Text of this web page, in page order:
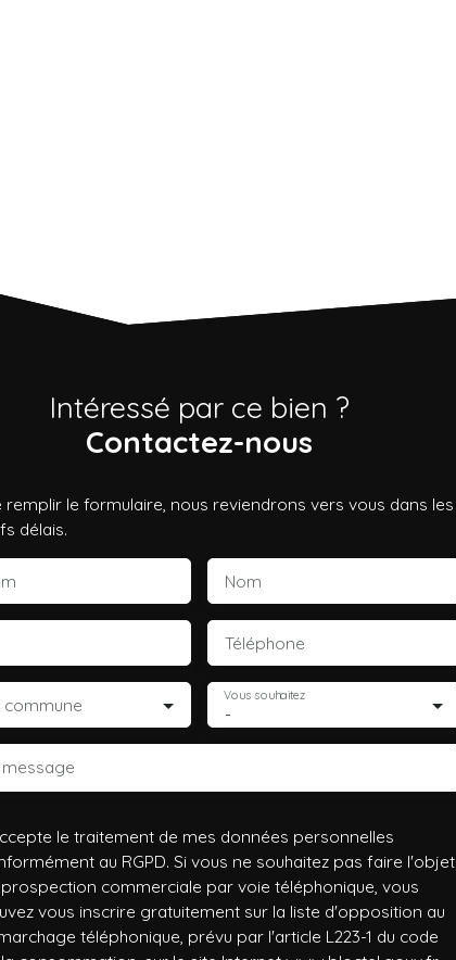
Intéressé par ce bien ?
Contactez-nous
remplir le formulaire, nous reviendrons vers vous dans les
délais.
Nom
Téléphone
-
Vous souhaitez
le traitement de mes données personnelles
au RGPD. Si vous ne souhaitez pas faire l'objet
commerciale par voie téléphonique, vous
vous inscrire gratuitement sur la liste d'opposition au
téléphonique, prévu par l'article L223-1 du code